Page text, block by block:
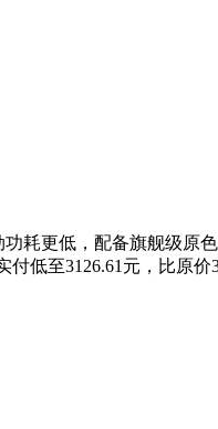
耗更低，配备旗舰级
低至3126.61元，比原价